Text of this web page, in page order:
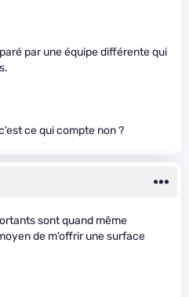
par une équipe différente qui
ce qui compte non ?
sont quand même
de m’offrir une surface